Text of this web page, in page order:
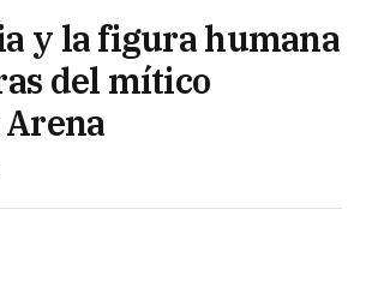
y la figura humana
del mítico